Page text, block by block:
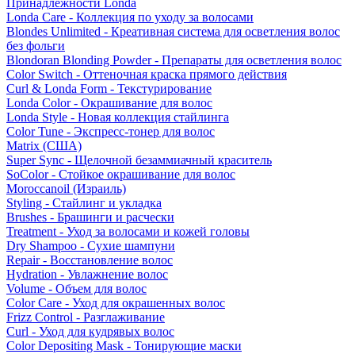
Принадлежности Londa
Londa Care - Коллекция по уходу за волосами
Blondes Unlimited - Креативная система для осветления волос
без фольги
Blondoran Blonding Powder - Препараты для осветления волос
Color Switch - Оттеночная краска прямого действия
Curl & Londa Form - Текстурирование
Londa Color - Окрашивание для волос
Londa Style - Новая коллекция стайлинга
Color Tune - Экспресс-тонер для волос
Matrix (США)
Super Sync - Щелочной безаммиачный краситель
SoColor - Стойкое окрашивание для волос
Moroccanoil (Израиль)
Styling - Стайлинг и укладка
Brushes - Брашинги и расчески
Treatment - Уход за волосами и кожей головы
Dry Shampoo - Сухие шампуни
Repair - Восстановление волос
Hydration - Увлажнение волос
Volume - Объем для волос
Color Care - Уход для окрашенных волос
Frizz Control - Разглаживание
Curl - Уход для кудрявых волос
Color Depositing Mask - Тонирующие маски